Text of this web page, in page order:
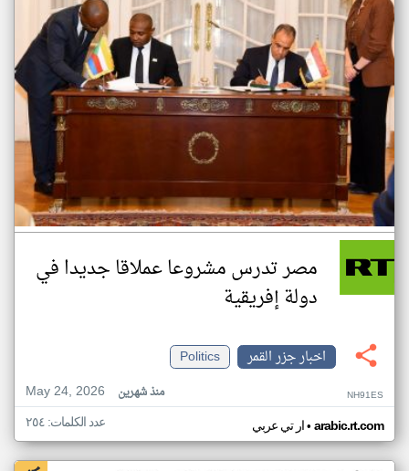
مصر تدرس مشروعا عملاقا جديدا في
دولة إفريقية
اخبار جزر القمر
Politics
May 24, 2026
منذ شهرين NH91ES
ار تي عربي• arabic.rt.com عدد الكلمات: ٢٥٤